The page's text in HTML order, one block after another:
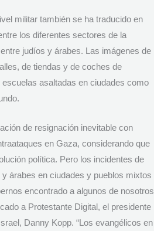
militar también se ha traducido en
los diferentes sectores de la
judíos y árabes. Las imágenes de
de tiendas y de coches de
asaltadas en ciudades como
de resignación inevitable con
en Gaza, considerando que
política. Pero los incidentes de
árabes en ciudades y pueblos mixtos
encontrado a algunos de nosotros
a Protestante Digital, el presidente
Danny Kopp. “Los evangélicos en